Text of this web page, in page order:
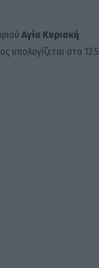
Αγία Κυριακή
υπολογίζεται στα 12.5